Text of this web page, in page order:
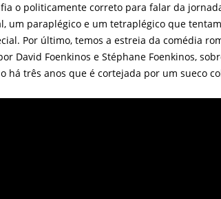
o politicamente correto para falar da
um paraplégico e um tetraplégico que
Por último, temos a estreia da comédia
David Foenkinos e Stéphane Foenkinos,
há três anos que é cortejada por um sueco